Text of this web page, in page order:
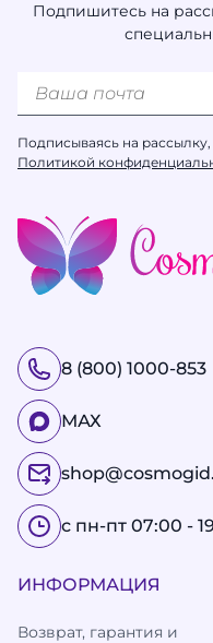
Подпишитесь на
Подписываясь на
Политикой
8 (800) 1000-853
МАХ
с пн-пт 07:00 -
ИНФОРМАЦИЯ
Возврат, гарантия и